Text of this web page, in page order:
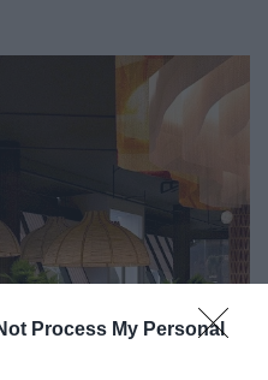
Process My Personal